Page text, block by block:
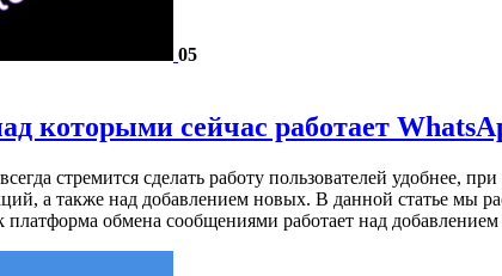
05
которыми сейчас работает
стремится сделать работу пользователей удобнее,
а также над добавлением новых. В данной статье мы
платформа обмена сообщениями работает над